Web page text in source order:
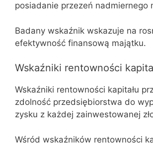
posiadanie przezeń nadmiernego
Badany wskaźnik wskazuje na
efektywność finansową majątku.
Wskaźniki rentowności
Wskaźniki rentowności kapitału
zdolność przedsiębiorstwa do
zysku z każdej zainwestowanej
Wśród wskaźników rentowności